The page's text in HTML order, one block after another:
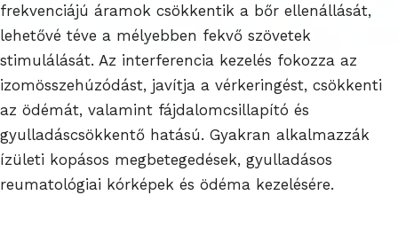
frekvenciájú áramok csökkentik a bőr ellenállását,
lehetővé téve a mélyebben fekvő szövetek
stimulálását. Az interferencia kezelés fokozza az
izomösszehúzódást, javítja a vérkeringést, csökkenti
az ödémát, valamint fájdalomcsillapító és
gyulladáscsökkentő hatású. Gyakran alkalmazzák
ízületi kopásos megbetegedések, gyulladásos
reumatológiai kórképek és ödéma kezelésére.